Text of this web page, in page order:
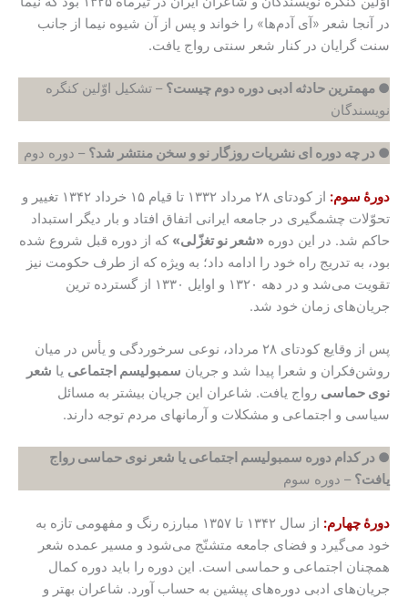
در آنجا شعر «آی آدم‌ها» را خواند و پس از آن شیوه نیما از جانب
سنت گرایان در کنار شعر سنتی رواج یافت.
● مهمترین حادثه ادبی دوره دوم چیست؟ – تشکیل اوّلین کنگره
نویسندگان
● در چه دوره ای نشریات روزگار نو و سخن منتشر شد؟ – دوره دوم
دورۀ سوم:
از کودتای ۲۸ مرداد ۱۳۳۲ تا قیام ۱۵ خرداد ۱۳۴۲ تغییر و
تحوّلات چشمگیری در جامعه ایرانی اتفاق افتاد و بار دیگر استبداد
حاکم شد. در این دوره «شعر نو تغزّلی» که از دوره قبل شروع شده
بود، به تدریج راه خود را ادامه داد؛ به ویژه که از طرف حکومت نیز
تقویت می‌شد و در دهه ۱۳۲۰ و اوایل ۱۳۳۰ از گسترده ترین
جریان‌های زمان خود شد.
پس از وقایع کودتای ۲۸ مرداد، نوعی سرخوردگی و یأس در میان
روشن‌فکران و شعرا پیدا شد و جریان سمبولیسم اجتماعی یا شعر
نوی حماسی رواج یافت. شاعران این جریان بیشتر به مسائل
سیاسی و اجتماعی و مشکلات و آرمانهای مردم توجه دارند.
● در کدام دوره سمبولیسم اجتماعی یا شعر نوی حماسی رواج
یافت؟ – دوره سوم
دورۀ چهارم:
از سال ۱۳۴۲ تا ۱۳۵۷ مبارزه رنگ و مفهومی تازه به
خود می‌گیرد و فضای جامعه متشنّج می‌شود و مسیر عمده شعر
همچنان اجتماعی و حماسی است. این دوره را باید دوره کمال
جریان‌های ادبی دوره‌های پیشین به حساب آورد. شاعران بهتر و